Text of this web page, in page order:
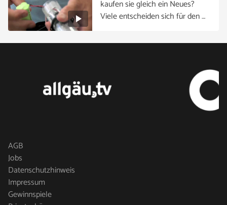
kaufen sie gleich ein Neues?
Viele entscheiden sich für den …
AGB
Jobs
Datenschutzhinweis
Impressum
Gewinnspiele